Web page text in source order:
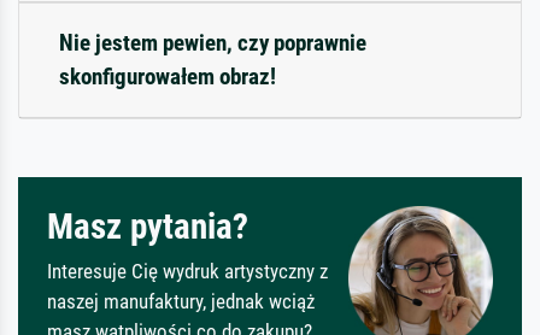
Nie jestem pewien, czy poprawnie
skonfigurowałem obraz!
Masz pytania?
Interesuje Cię wydruk artystyczny z
naszej manufaktury, jednak wciąż